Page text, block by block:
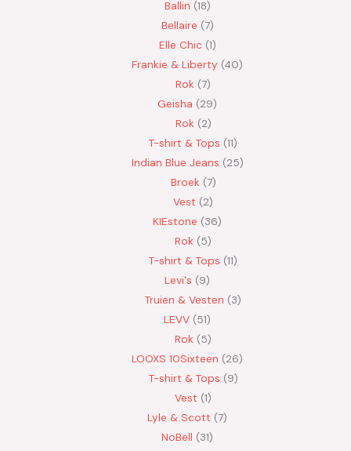
Ballin 18
Bellaire 7
Elle Chic 1
Frankie & Liberty 40
Rok 7
Geisha
29
Rok 2
T-shirt & Tops 11
Indian Blue Jeans 25
Broek 7
Vest
2
KIEstone
36
Rok 5
T-shirt & Tops 11
Levi's
9
Truien & Vesten
3
LEVV 51
Rok 5
LOOXS 10Sixteen
26
T-shirt & Tops 9
Vest 1
Lyle & Scott 7
NoBell
31